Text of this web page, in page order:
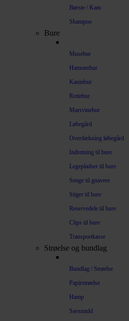
Børste / Kam
Shampoo
Bure
Musebur
Hamsterbur
Kaninbur
Rottebur
Marsvinebur
Løbegård
Overdækning løbegård
Indretning til bure
Legepladser til bure
Senge til gnavere
Stiger til bure
Reservedele til bure
Clips til bure
Transportkasse
Strøelse og bundlag
Bundlag / Strøelse
Papirstrøelse
Hamp
Savsmuld